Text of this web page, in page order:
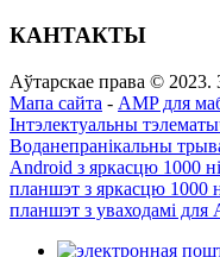
КАНТАКТЫ
Аўтарскае права ©
Мапа сайта - AMP для
Інтэлектуальны
Воданепранікальны
Android з яркасцю 1000
планшэт з яркасцю 1000
планшэт з уваходамі